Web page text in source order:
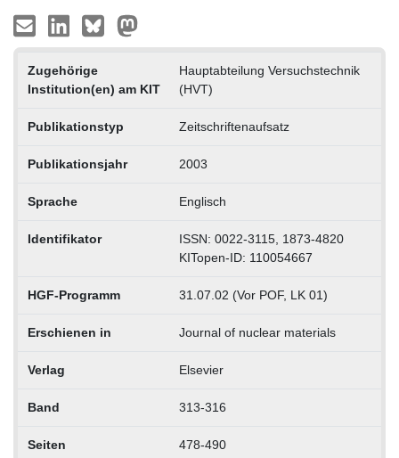
Zugehörige
Institution(en) am KIT
Hauptabteilung Versuchstechnik
(HVT)
Publikationstyp Zeitschriftenaufsatz
Publikationsjahr 2003
Sprache Englisch
Identifikator
ISSN: 0022-3115, 1873-4820
KITopen-ID: 110054667
HGF-Programm 31.07.02 (Vor POF, LK 01)
Erschienen in Journal of nuclear materials
Verlag Elsevier
Band 313-316
Seiten 478-490